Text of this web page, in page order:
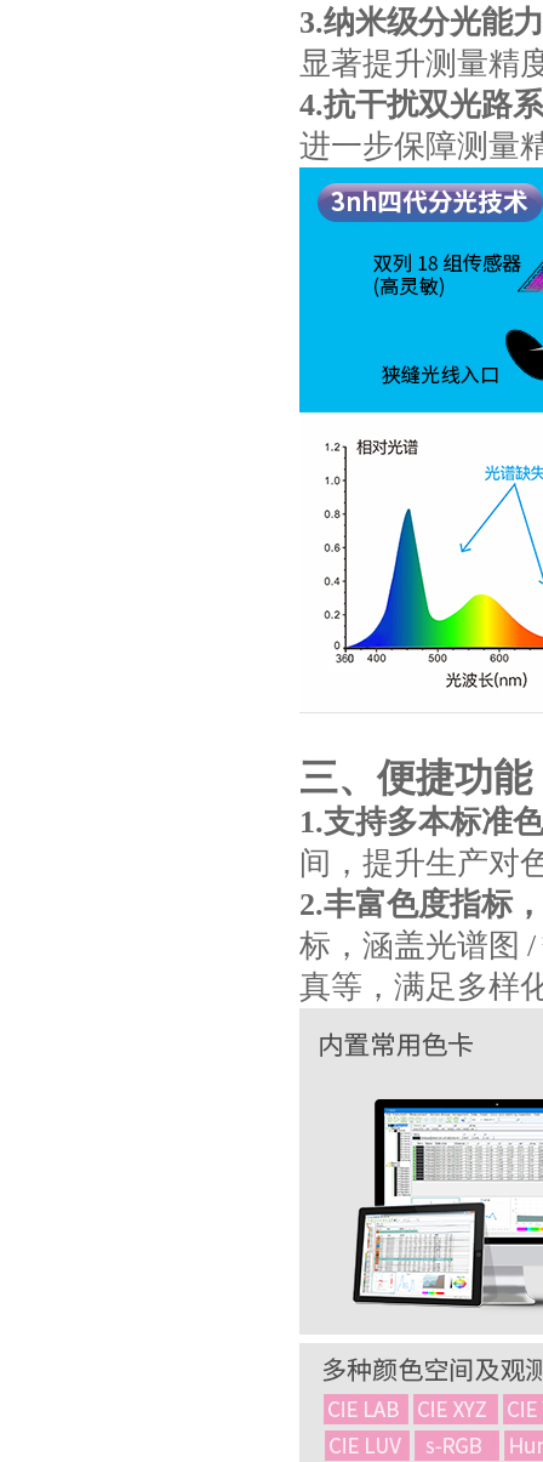
3.纳米级分光能
显著提升测量精
4.抗干扰双光路
进一步保障测量
三、便捷功
1.支持多本标准
间，提升生产对
2.丰富色度指标
标，涵盖光谱图
真等，满足多样